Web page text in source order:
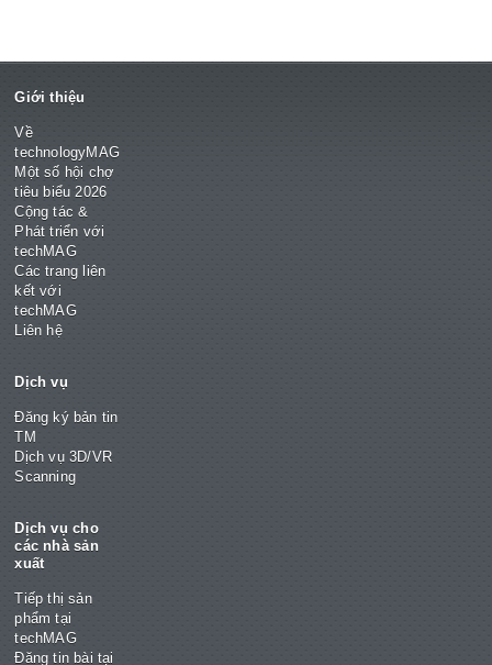
Giới thiệu
Về
technologyMAG
Một số hội chợ
tiêu biểu 2026
Cộng tác &
Phát triển với
techMAG
Các trang liên
kết với
techMAG
Liên hệ
Dịch vụ
Đăng ký bản tin
TM
Dịch vụ 3D/VR
Scanning
Dịch vụ cho
các nhà sản
xuất
Tiếp thị sản
phẩm tại
techMAG
Đăng tin bài tại